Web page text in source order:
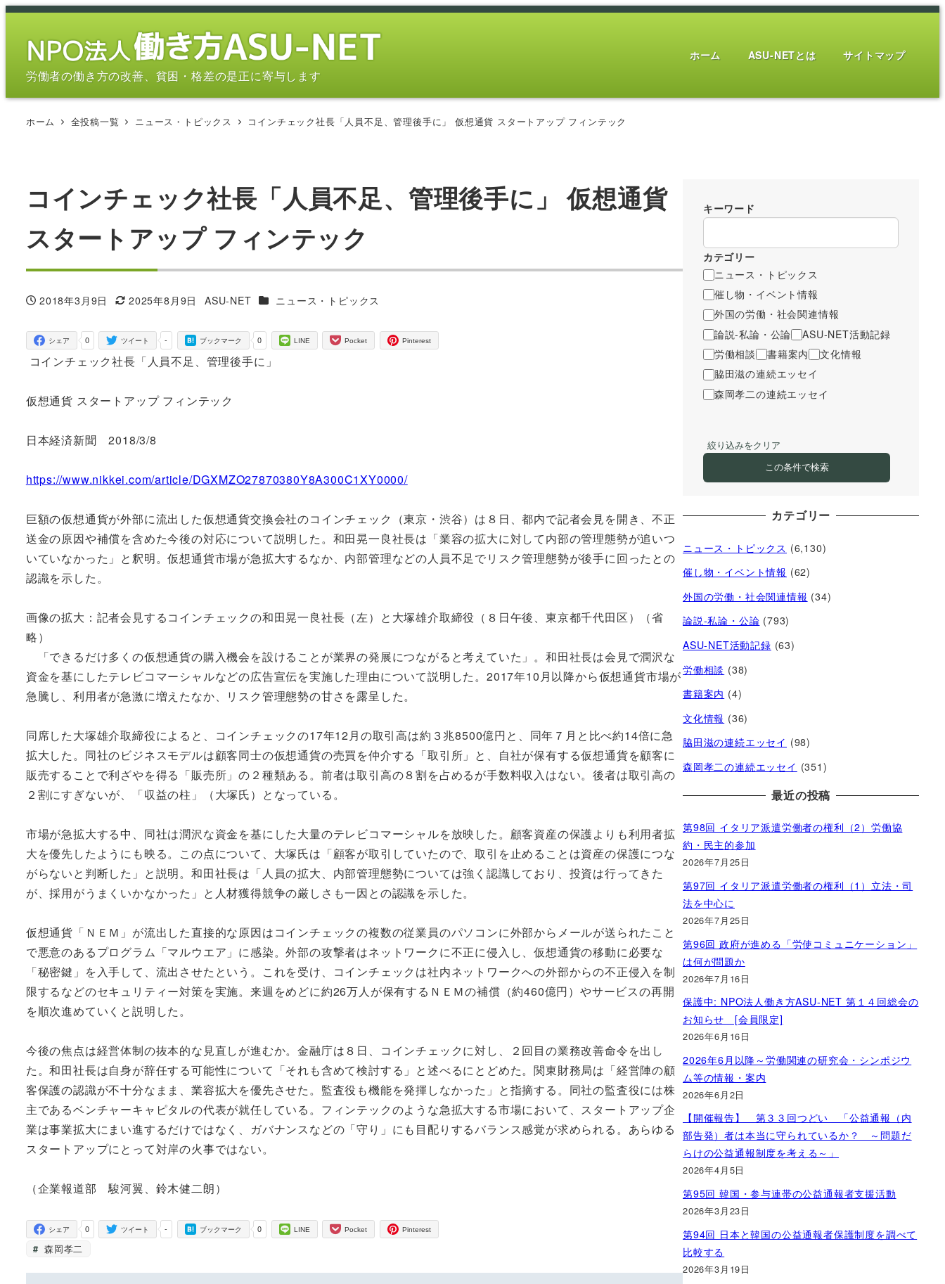
メ
労働者の働き方の改善、貧困・格差の是正に寄与します
ホーム ASU-NETとは サイトマップ
ホーム 全投稿一覧 ニュース・トピックス コインチェック社長「人員不足、管理後手に」 仮想通貨 スタートアップ フィンテック
コインチェック社長「人員不足、管理後手に」 仮想通貨
スタートアップ フィンテック
投稿日
2018年3月9日
更新日
2025年8月9日
著
ASU-NET カテゴリー
ニュース・トピックス
0
シェア -
ツイート 0
ブックマーク LINE Pocket Pinterest
コインチェック社長「人員不足、管理後手に」
仮想通貨 スタートアップ フィンテック
日本経済新聞 2018/3/8
https://www.nikkei.com/article/DGXMZO27870380Y8A300C1XY0000/
巨額の仮想通貨が外部に流出した仮想通貨交換会社のコインチェック（東京・渋谷）は８日、都内で記者会見を開き、不正
送金の原因や補償を含めた今後の対応について説明した。和田晃一良社長は「業容の拡大に対して内部の管理態勢が追いつ
いていなかった」と釈明。仮想通貨市場が急拡大するなか、内部管理などの人員不足でリスク管理態勢が後手に回ったとの
認識を示した。
画像の拡大：記者会見するコインチェックの和田晃一良社長（左）と大塚雄介取締役（８日午後、東京都千代田区）（省
略）
「できるだけ多くの仮想通貨の購入機会を設けることが業界の発展につながると考えていた」。和田社長は会見で潤沢な
資金を基にしたテレビコマーシャルなどの広告宣伝を実施した理由について説明した。2017年10月以降から仮想通貨市場が
急騰し、利用者が急激に増えたなか、リスク管理態勢の甘さを露呈した。
同席した大塚雄介取締役によると、コインチェックの17年12月の取引高は約３兆8500億円と、同年７月と比べ約14倍に急
拡大した。同社のビジネスモデルは顧客同士の仮想通貨の売買を仲介する「取引所」と、自社が保有する仮想通貨を顧客に
販売することで利ざやを得る「販売所」の２種類ある。前者は取引高の８割を占めるが手数料収入はない。後者は取引高の
２割にすぎないが、「収益の柱」（大塚氏）となっている。
市場が急拡大する中、同社は潤沢な資金を基にした大量のテレビコマーシャルを放映した。顧客資産の保護よりも利用者拡
大を優先したようにも映る。この点について、大塚氏は「顧客が取引していたので、取引を止めることは資産の保護につな
がらないと判断した」と説明。和田社長は「人員の拡大、内部管理態勢については強く認識しており、投資は行ってきた
が、採用がうまくいかなかった」と人材獲得競争の厳しさも一因との認識を示した。
仮想通貨「ＮＥＭ」が流出した直接的な原因はコインチェックの複数の従業員のパソコンに外部からメールが送られたこと
で悪意のあるプログラム「マルウエア」に感染。外部の攻撃者はネットワークに不正に侵入し、仮想通貨の移動に必要な
「秘密鍵」を入手して、流出させたという。これを受け、コインチェックは社内ネットワークへの外部からの不正侵入を制
限するなどのセキュリティー対策を実施。来週をめどに約26万人が保有するＮＥＭの補償（約460億円）やサービスの再開
を順次進めていくと説明した。
今後の焦点は経営体制の抜本的な見直しが進むか。金融庁は８日、コインチェックに対し、２回目の業務改善命令を出し
た。和田社長は自身が辞任する可能性について「それも含めて検討する」と述べるにとどめた。関東財務局は「経営陣の顧
客保護の認識が不十分なまま、業容拡大を優先させた。監査役も機能を発揮しなかった」と指摘する。同社の監査役には株
主であるベンチャーキャピタルの代表が就任している。フィンテックのような急拡大する市場において、スタートアップ企
業は事業拡大にまい進するだけではなく、ガバナンスなどの「守り」にも目配りするバランス感覚が求められる。あらゆる
スタートアップにとって対岸の火事ではない。
（企業報道部 駿河翼、鈴木健二朗）
0
シェア -
ツイート 0
ブックマーク LINE Pocket Pinterest
森岡孝二
キーワード
カテゴリー
ニュース・トピックス
催し物・イベント情報
外国の労働・社会関連情報
論説-私論・公論
ASU-NET活動記録
労働相談
書籍案内
文化情報
脇田滋の連続エッセイ
森岡孝二の連続エッセイ
絞り込みをクリア
この条件で検索
カテゴリー
ニュース・トピックス (6,130)
催し物・イベント情報 (62)
外国の労働・社会関連情報 (34)
論説-私論・公論 (793)
ASU-NET活動記録 (63)
労働相談 (38)
書籍案内 (4)
文化情報 (36)
脇田滋の連続エッセイ (98)
森岡孝二の連続エッセイ (351)
最近の投稿
第98回 イタリア派遣労働者の権利（2）労働協
約・民主的参加
2026年7月25日
第97回 イタリア派遣労働者の権利（1）立法・司
法を中心に
2026年7月25日
第96回 政府が進める「労使コミュニケーション」
は何が問題か
2026年7月16日
保護中: NPO法人働き方ASU-NET 第１４回総会の
お知らせ [会員限定]
2026年6月16日
2026年6月以降～労働関連の研究会・シンポジウ
ム等の情報・案内
2026年6月2日
【開催報告】 第３３回つどい 「公益通報（内
部告発）者は本当に守られているか？ ～問題だ
らけの公益通報制度を考える～」
2026年4月5日
第95回 韓国・参与連帯の公益通報者支援活動
2026年3月23日
第94回 日本と韓国の公益通報者保護制度を調べて
比較する
2026年3月19日